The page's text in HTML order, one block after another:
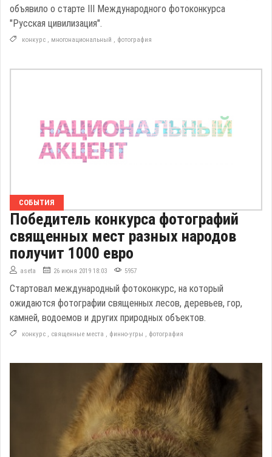
объявило о старте III Международного фотоконкурса
"Русская цивилизация".
конкурс , многонациональный , фотография
СОБЫТИЯ
Победитель конкурса фотографий
священных мест разных народов
получит 1000 евро
aseta 26 июня 2019 18:03 5957
Стартовал международный фотоконкурс, на который
ожидаются фотографии священных лесов, деревьев, гор,
камней, водоемов и других природных объектов.
конкурс , священные места , финно-угры , фотография